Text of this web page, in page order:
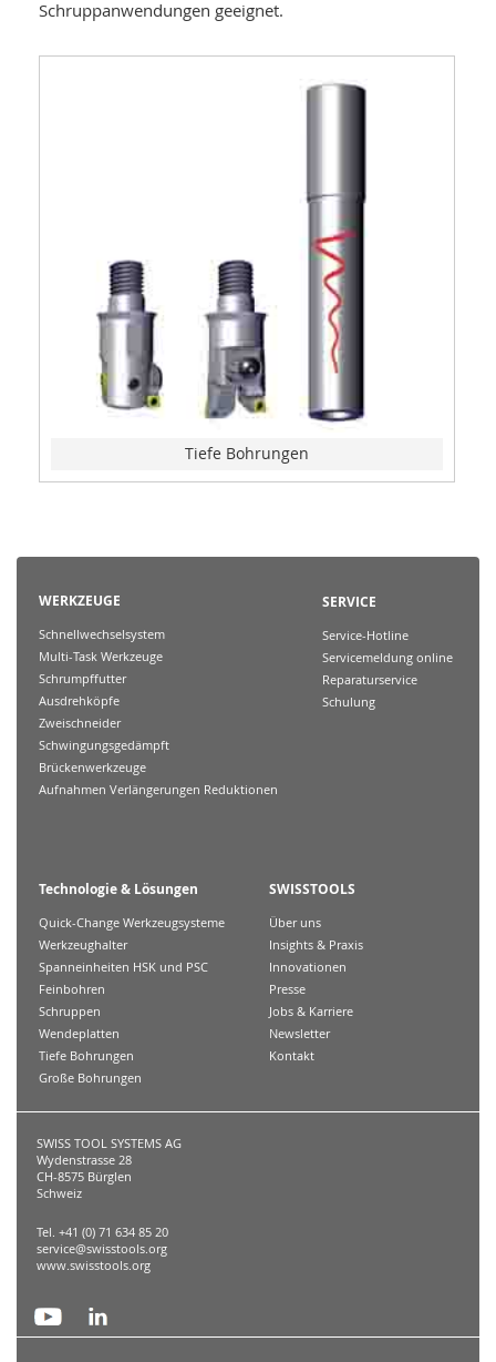
Schruppanwendungen geeignet.
Tiefe Bohrungen
WERKZEUGE
Schnellwechselsystem
Multi-Task Werkzeuge
Schrumpffutter
Ausdrehköpfe
Zweischneider
Schwingungsgedämpft
Brückenwerkzeuge
Aufnahmen Verlängerungen Reduktionen
SERVICE
Service-Hotline
Servicemeldung online
Reparaturservice
Schulung
Technologie & Lösungen
Quick-Change Werkzeugsysteme
Werkzeughalter
Spanneinheiten HSK und PSC
Feinbohren
Schruppen
Wendeplatten
Tiefe Bohrungen
Große Bohrungen
SWISSTOOLS
Über uns
Insights & Praxis
Innovationen
Presse
Jobs & Karriere
Newsletter
Kontakt
SWISS TOOL SYSTEMS AG
Wydenstrasse 28
CH-8575 Bürglen
Schweiz
Tel. +41 (0) 71 634 85 20
service@swisstools.org
www.swisstools.org